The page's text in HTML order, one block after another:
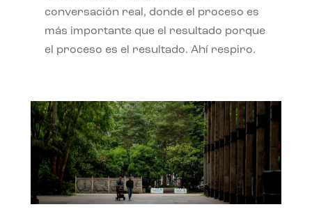
conversación real, donde el proceso es
más importante que el resultado porque
el proceso es el resultado. Ahí respiro.